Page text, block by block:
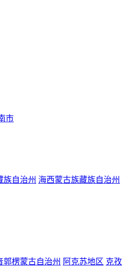
市
族自治州 海西蒙古族藏族自治州
郭楞蒙古自治州 阿克苏地区 克